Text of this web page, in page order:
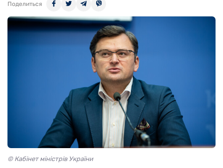
Поделиться
© Кабінет міністрів України